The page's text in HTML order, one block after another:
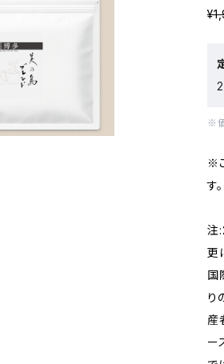
※
※
す。
注
更
国
り
産
ー